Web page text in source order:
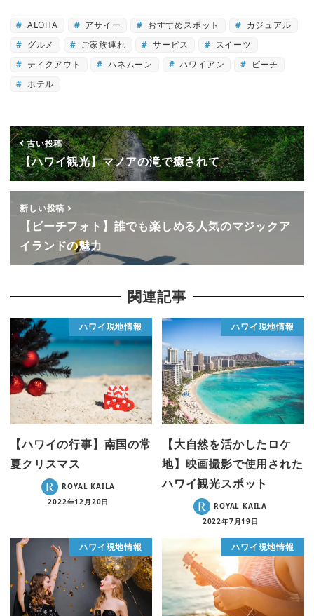
ALOHA アサイー おすすめスポット
カジュアル
グルメ
ご家族連れ サービス
スイーツ
テイクアウト
ハネムーン ハワイアン
ビーチ
ホテル
古い投稿
【ハワイ観光】マノアの滝で癒されて
新しい投稿
【ビーチフォト】誰でも楽しめる人気のマジックア
イランドの魅力
関連記事
ハワイ現地情報
【ハワイの行事】南国の常
夏クリスマス
ROYAL KAILA
2022年12月20日
ハワイ現地情報
【大自然を活かしたロケ
地】映画撮影で使用された
ハワイ観光スポット
ROYAL KAILA
2022年7月19日
ハワイ現地情報 ハワイ現地情報